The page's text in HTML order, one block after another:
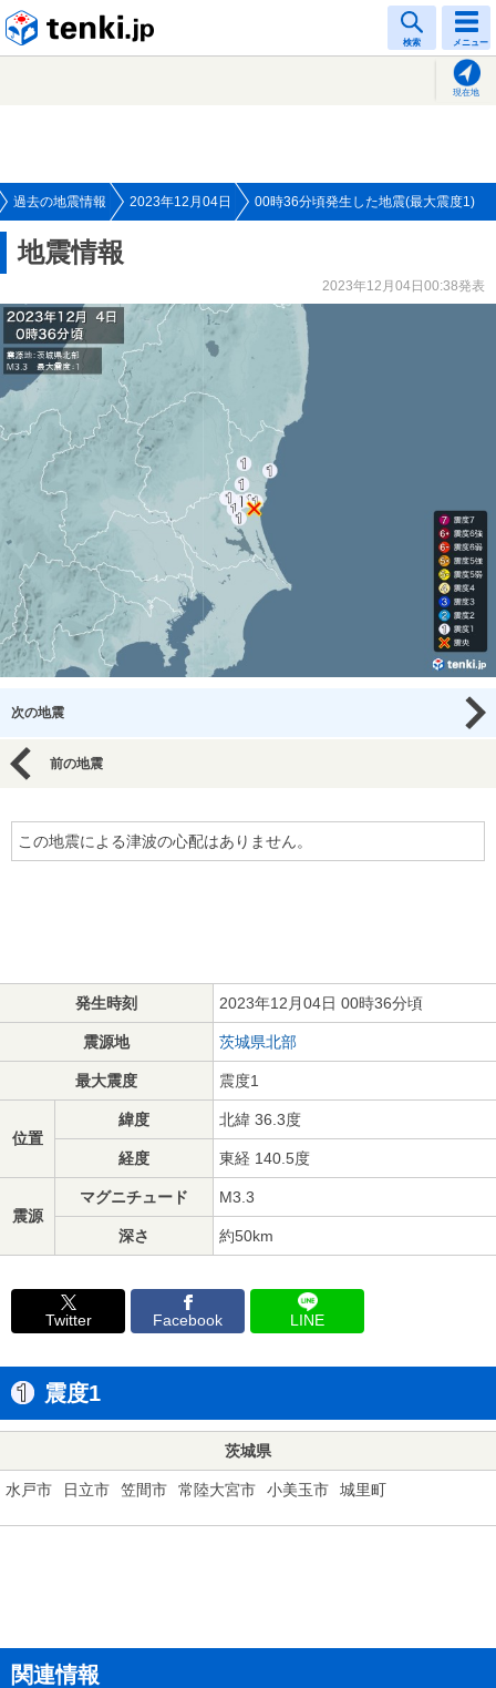
検索 メニュー
現在地
過去の地震情報 2023年12月04日 00時36分頃発生した地震(最大震度1)
地震情報
2023年12月04日00:38発表
次の地震
前の地震
この地震による津波の心配はありません。
発生時刻 2023年12月04日 00時36分頃
震源地 茨城県北部
最大震度 震度1
位置
緯度 北緯 36.3度
経度 東経 140.5度
震源
マグニチュード M3.3
深さ 約50km
Twitter Facebook LINE
震度1
茨城県
水戸市 日立市 笠間市 常陸大宮市 小美玉市 城里町
関連情報